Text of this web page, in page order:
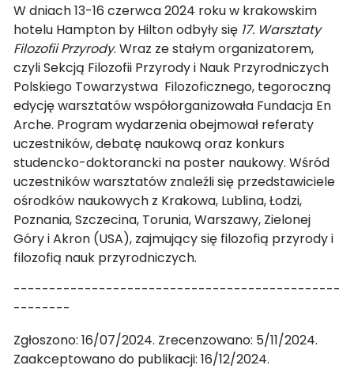
W dniach 13-16 czerwca 2024 roku w krakowskim
hotelu Hampton by Hilton odbyły się 17. Warsztaty
Filozofii Przyrody. Wraz ze stałym organizatorem,
czyli Sekcją Filozofii Przyrody i Nauk Przyrodniczych
Polskiego Towarzystwa Filozoficznego, tegoroczną
edycję warsztatów współorganizowała Fundacja En
Arche. Program wydarzenia obejmował referaty
uczestników, debatę naukową oraz konkurs
studencko-doktorancki na poster naukowy. Wśród
uczestników warsztatów znaleźli się przedstawiciele
ośrodków naukowych z Krakowa, Lublina, Łodzi,
Poznania, Szczecina, Torunia, Warszawy, Zielonej
Góry i Akron (USA), zajmujący się filozofią przyrody i
filozofią nauk przyrodniczych.
----------------------------------------------
--------
Zgłoszono: 16/07/2024. Zrecenzowano: 5/11/2024.
Zaakceptowano do publikacji: 16/12/2024.